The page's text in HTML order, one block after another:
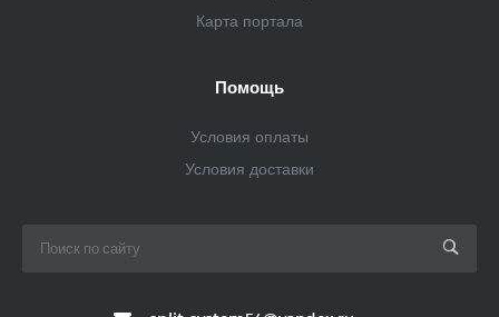
Карта портала
Помощь
Условия оплаты
Условия доставки